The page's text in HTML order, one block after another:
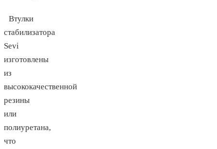
Втулки
стабилизатора
Sevi
изготовлены
из
высококачественной
резины
или
полиуретана,
что